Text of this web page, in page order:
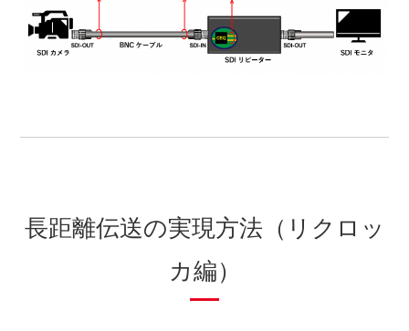
長距離伝送の実現方法（リクロッ
カ編）